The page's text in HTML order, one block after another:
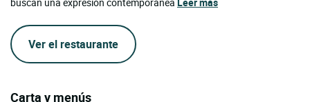
Ver el restaurante
Carta y menús